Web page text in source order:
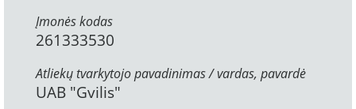
Įmonės kodas
261333530
Atliekų tvarkytojo pavadinimas / vardas, pavardė
UAB "Gvilis"